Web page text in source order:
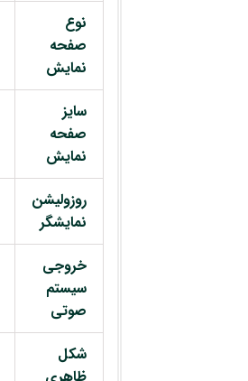
نوع
صفحه
نمایش
سایز
صفحه
نمایش
روزولیشن
نمایشگر
خروجی
سیستم
صوتی
شکل